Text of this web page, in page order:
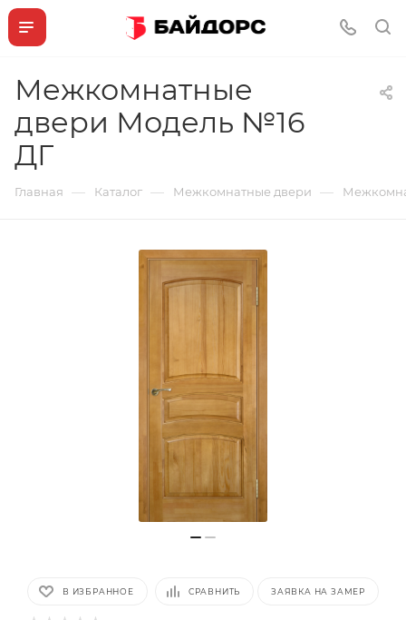
Межкомнатные
двери Модель №16
ДГ
Главная — Каталог — Межкомнатные двери —
В ИЗБРАННОЕ СРАВНИТЬ ЗАЯВКА НА ЗАМЕР